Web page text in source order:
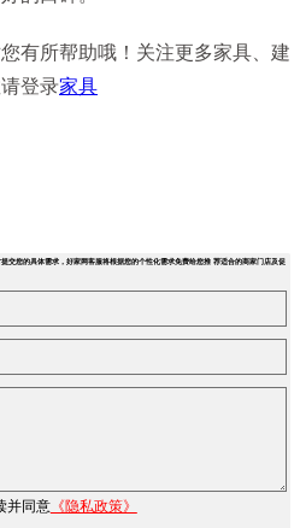
有所帮助哦！关注更多家具、建
登录家具
交您的具体需求，好家网客服将根据您的个性化需求免费给您推 荐适合的商家门店及促
并同意《隐私政策》